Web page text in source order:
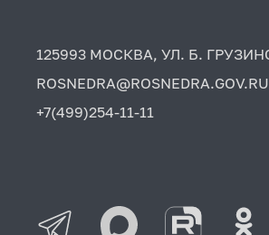
125993 МОСКВА, УЛ. Б.
ROSNEDRA@ROSNEDRA.GOV.RU
+7(499)254-11-11